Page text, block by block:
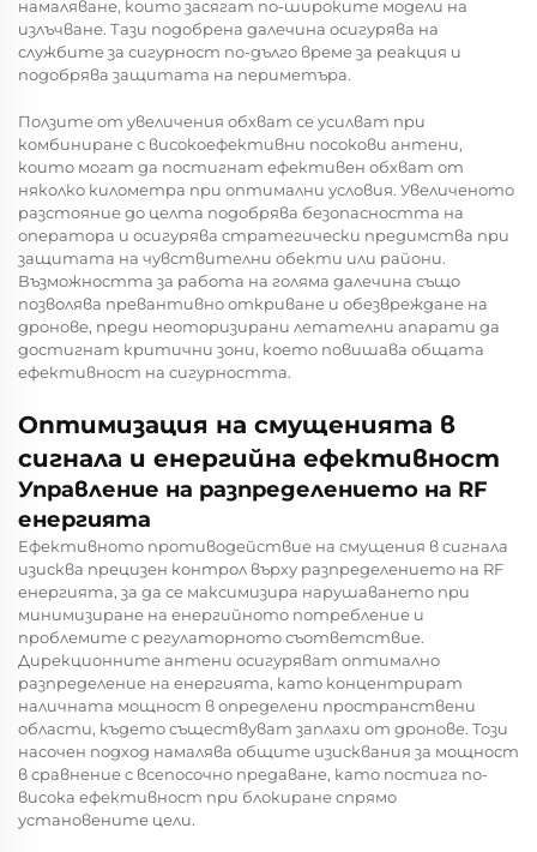
намаляване, които засягат по-широките модели на
излъчване. Тази подобрена далечина осигурява на
службите за сигурност по-дълго време за реакция и
подобрява защитата на периметъра.
Ползите от увеличения обхват се усилват при
комбиниране с високоефективни посокови антени,
които могат да постигнат ефективен обхват от
няколко километра при оптимални условия. Увеличеното
разстояние до целта подобрява безопасността на
оператора и осигурява стратегически предимства при
защитата на чувствителни обекти или райони.
Възможността за работа на голяма далечина също
позволява превантивно откриване и обезвреждане на
дронове, преди неоторизирани летателни апарати да
достигнат критични зони, което повишава общата
ефективност на сигурността.
Оптимизация на смущенията в
сигнала и енергийна ефективност
Управление на разпределението на RF
енергията
Ефективното противодействие на смущения в сигнала
изисква прецизен контрол върху разпределението на RF
енергията, за да се максимизира нарушаването при
минимизиране на енергийното потребление и
проблемите с регулаторното съответствие.
Дирекционните антени осигуряват оптимално
разпределение на енергията, като концентрират
наличната мощност в определени пространствени
области, където съществуват заплахи от дронове. Този
насочен подход намалява общите изисквания за мощност
в сравнение с всепосочно предаване, като постига по-
висока ефективност при блокиране спрямо
установените цели.